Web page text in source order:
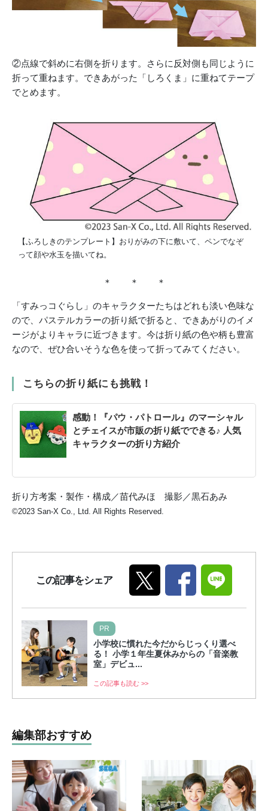
②点線で斜めに右側を折ります。さらに反対側も同じように
折って重ねます。できあがった「しろくま」に重ねてテープ
でとめます。
【ふろしきのテンプレート】おりがみの下に敷いて、ペンでなぞ
って顔や水玉を描いてね。
＊ ＊ ＊
「すみっコぐらし」のキャラクターたちはどれも淡い色味な
ので、パステルカラーの折り紙で折ると、できあがりのイメ
ージがよりキャラに近づきます。今は折り紙の色や柄も豊富
なので、ぜひ合いそうな色を使って折ってみてください。
こちらの折り紙にも挑戦！
感動！『パウ・パトロール』のマーシャル
とチェイスが市販の折り紙でできる♪ 人気
キャラクターの折り方紹介
折り方考案・製作・構成／苗代みほ 撮影／黒石あみ
©2023 San-X Co., Ltd. All Rights Reserved.
この記事をシェア
PR
小学校に慣れた今だからじっくり選べ
る！ 小学１年生夏休みからの「音楽教
室」デビュ...
この記事も読む >>
編集部おすすめ